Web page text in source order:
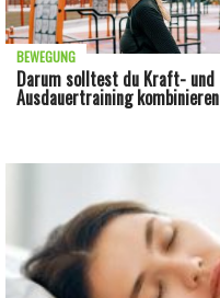
Darum solltest du Kraft- und
Ausdauertraining kombinieren
BEWEGUNG